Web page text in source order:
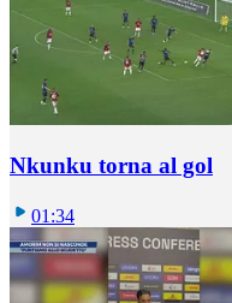
Nkunku torna al gol
01:34